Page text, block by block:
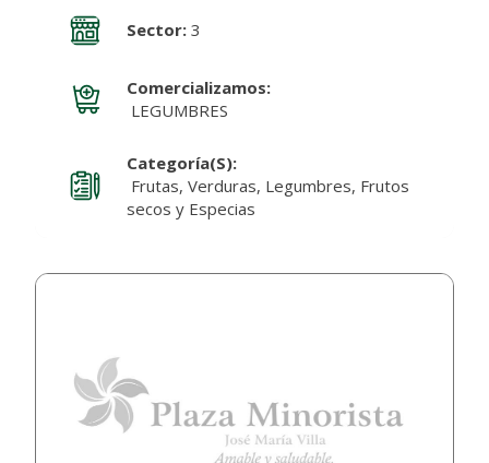
Sector:3
Comercializamos:
LEGUMBRES
Categoría(s):
Frutas, Verduras, Legumbres, Frutos
secos y Especias